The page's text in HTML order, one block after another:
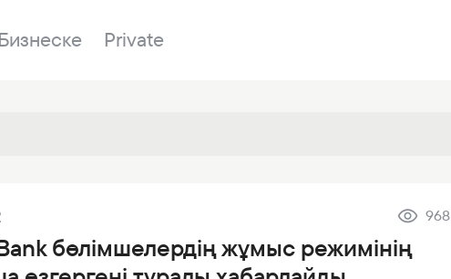
Сұрақ-жауап
Сатылатын мүлік
Сатып алу
Бизнеске
Банкингке кіру
Private
968
бөлімшелердің жұмыс режимінің